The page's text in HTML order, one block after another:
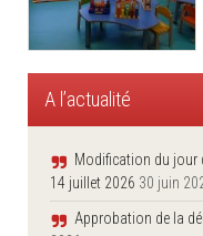
A l’actualité
Modification du jour
14 juillet 2026 30 juin
Approbation de la